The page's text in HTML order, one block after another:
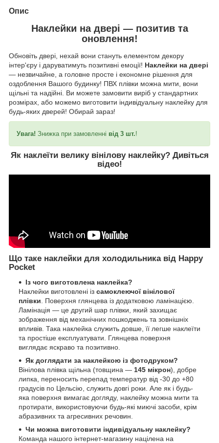
Опис
Наклейки на двері — позитив та
оновлення!
Обновіть двері, нехай вони стануть елементом декору
інтер'єру і даруватимуть позитивні емоції! Наклейки на двері
— незвичайне, а головне просте і економне рішення для
оздоблення Вашого будинку! ПВХ плівки можна мити, вони
щільні та надійні. Ви можете замовити виріб у стандартних
розмірах, або можемо виготовити індивідуальну наклейку для
будь-яких дверей! Обирай зараз!
Увага! Знижка при замовленні від 3 шт.!
Як наклеїти велику вінілову наклейку? Дивіться
відео!
Що таке наклейки для холодильника від Happy
Pocket
Із чого виготовлена наклейка?
Наклейки виготовлені із самоклеючої вінілової
плівки . Поверхня глянцева із додатковою ламінацією.
Ламінація — це другий шар плівки, який захищає
зображення від механічних пошкоджень та зовнішніх
впливів. Така наклейка служить довше, її легше наклеїти
та простіше експлуатувати. Глянцева поверхня
виглядає яскраво та позитивно.
Як доглядати за наклейкою із фотодруком?
Вінілова плівка щільна (товщина — 145 мікрон), добре
липка, переносить перепад температур від -30 до +80
градусів по Цельсію, служить довгі роки. Але як і будь-
яка поверхня вимагає догляду, наклейку можна мити та
протирати, використовуючи будь-які миючі засоби, крім
абразивних та агресивних речовин.
Чи можна виготовити індивідуальну наклейку?
Команда нашого інтернет-магазину націлена на